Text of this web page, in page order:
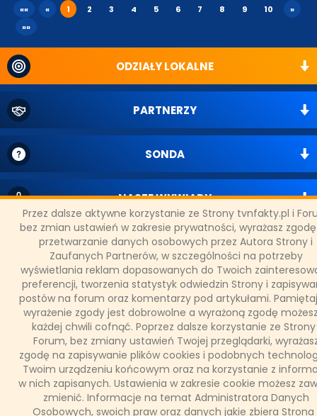
Przez dalsze aktywne korzystanie ze Strony tvnfakty.pl i
bez zmian ustawień w zakresie prywatności, wyrażasz
przetwarzanie danych osobowych przez Autora Strony i
Zaufanych Partnerów, w szczególności na potrzeby
wyświetlania reklam dopasowanych do Twoich
preferencji, tworzenia statystyk odwiedzin Strony i
postów na forum oraz komentarzy pod artykułami.
wyrażenie zgody jest dobrowolne a wyrażoną zgodę
każdej chwili cofnąć. Poprzez dalsze korzystanie ze
Forum, bez zmiany ustawień Twojej przeglądarki,
zgodę na zapisywanie plików cookies i podobnych
Twoim urządzeniu końcowym oraz na korzystanie z
w nich zapisanych. Ustawienia w zakresie cookie możesz
zmienić. Informacje na temat Administratora Danych
Osobowych, swoich praw oraz danych jakie zbiera Strona
ODZIAŁY LOKALNE
PARTNERZY
SONDA
«« « 1 2 3 4 5 6 7 8 9 10
»
»»
NASZE WYWIADY
FAKTY TVN
WAŻNE RELACJE
Copyright © 2011 - 2026 bywww.tvnfakty.pl | Wszystkie prawa
zastrzeżone.